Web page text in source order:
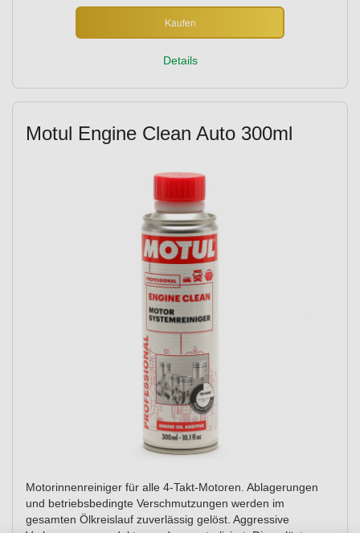
Kaufen
Details
Motul Engine Clean Auto 300ml
Motorinnenreiniger für alle 4-Takt-Motoren. Ablagerungen
und betriebsbedingte Verschmutzungen werden im
gesamten Ölkreislauf zuverlässig gelöst. Aggressive